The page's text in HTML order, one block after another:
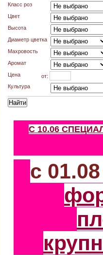
Класс роз
Цвет
Высота
Диаметр цветка
Махровость
Аромат
Цена
от:
Культура
С 10.06
с